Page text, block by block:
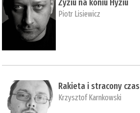
Zyziu na koniu Hyziu
Piotr Lisiewicz
Rakieta i stracony czas
Krzysztof Karnkowski